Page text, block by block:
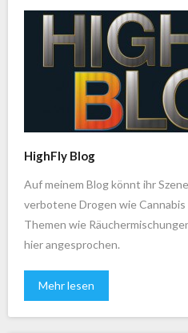
HighFly Blog
Auf meinem Blog könnt ihr
verbotene Drogen wie Cannabis
Themen wie
hier angesprochen.
Mehr lesen